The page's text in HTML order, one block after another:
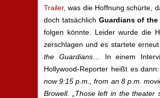
Trailer, was die Hoffnung schürte,
doch tatsächlich Guardians of the
folgen könnte. Leider wurde die
zerschlagen und es startete erneut
the Guardians… In einem
Hollywood-Reporter heißt es dann:
now 9:15 p.m., from an 8 p.m.
Browell. „Those left in the theater